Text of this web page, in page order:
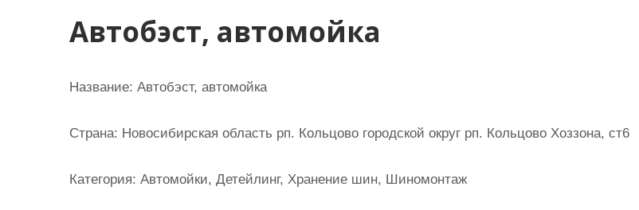
Автобэст, автомойка
Название: Автобэст, автомойка
Страна: Новосибирская область рп. Кольцово городской округ рп. Кольцово Хоззона, ст6
Категория: Автомойки, Детейлинг, Хранение шин, Шиномонтаж